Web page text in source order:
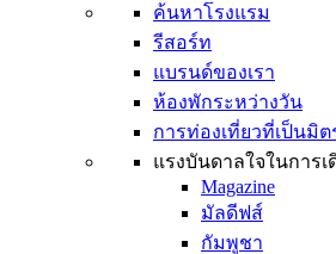
ค้นหาโรงแรม
รีสอร์ท
แบรนด์ของเรา
ห้องพักระหว่างวัน
การท่องเที่ยวที่เป็นมิ
แรงบันดาลใจในการเ
Magazine
มัลดีฟส์
กัมพูชา